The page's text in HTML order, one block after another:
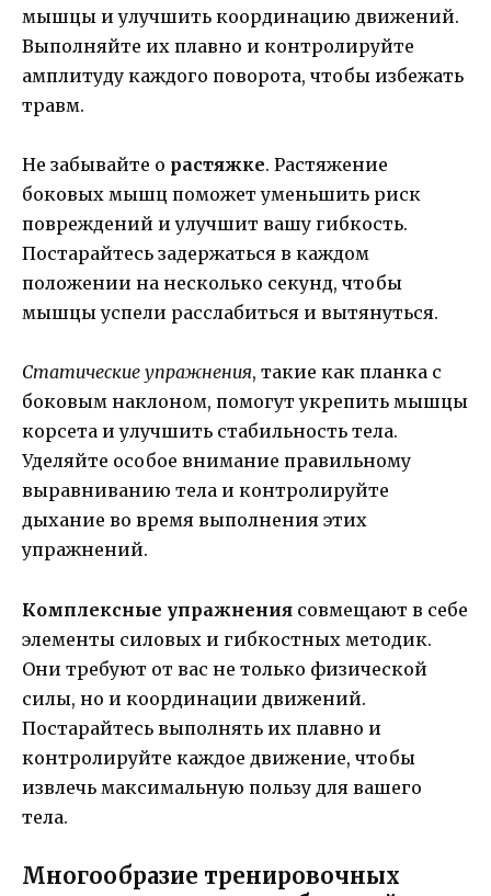
мышцы и улучшить координацию движений.
Выполняйте их плавно и контролируйте
амплитуду каждого поворота, чтобы избежать
травм.
Не забывайте о растяжке. Растяжение
боковых мышц поможет уменьшить риск
повреждений и улучшит вашу гибкость.
Постарайтесь задержаться в каждом
положении на несколько секунд, чтобы
мышцы успели расслабиться и вытянуться.
Статические упражнения, такие как планка с
боковым наклоном, помогут укрепить мышцы
корсета и улучшить стабильность тела.
Уделяйте особое внимание правильному
выравниванию тела и контролируйте
дыхание во время выполнения этих
упражнений.
Комплексные упражнения совмещают в себе
элементы силовых и гибкостных методик.
Они требуют от вас не только физической
силы, но и координации движений.
Постарайтесь выполнять их плавно и
контролируйте каждое движение, чтобы
извлечь максимальную пользу для вашего
тела.
Многообразие тренировочных